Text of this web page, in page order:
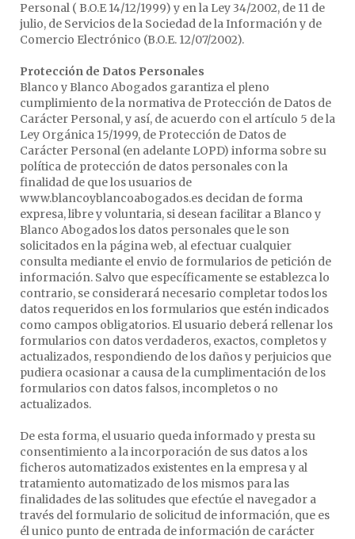
Personal ( B.O.E 14/12/1999) y en la Ley 34/2002, de 11 de
julio, de Servicios de la Sociedad de la Información y de
Comercio Electrónico (B.O.E. 12/07/2002).
Protección de Datos Personales
Blanco y Blanco Abogados garantiza el pleno
cumplimiento de la normativa de Protección de Datos de
Carácter Personal, y así, de acuerdo con el artículo 5 de la
Ley Orgánica 15/1999, de Protección de Datos de
Carácter Personal (en adelante LOPD) informa sobre su
política de protección de datos personales con la
finalidad de que los usuarios de
www.blancoyblancoabogados.es decidan de forma
expresa, libre y voluntaria, si desean facilitar a Blanco y
Blanco Abogados los datos personales que le son
solicitados en la página web, al efectuar cualquier
consulta mediante el envio de formularios de petición de
información. Salvo que específicamente se establezca lo
contrario, se considerará necesario completar todos los
datos requeridos en los formularios que estén indicados
como campos obligatorios. El usuario deberá rellenar los
formularios con datos verdaderos, exactos, completos y
actualizados, respondiendo de los daños y perjuicios que
pudiera ocasionar a causa de la cumplimentación de los
formularios con datos falsos, incompletos o no
actualizados.
De esta forma, el usuario queda informado y presta su
consentimiento a la incorporación de sus datos a los
ficheros automatizados existentes en la empresa y al
tratamiento automatizado de los mismos para las
finalidades de las solitudes que efectúe el navegador a
través del formulario de solicitud de información, que es
él unico punto de entrada de información de carácter